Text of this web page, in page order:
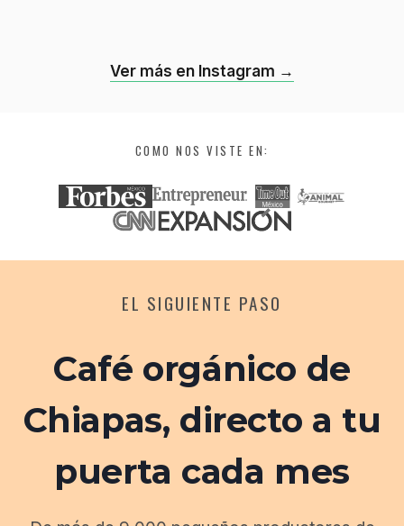
Ver más en Instagram →
COMO NOS VISTE EN:
EL SIGUIENTE PASO
Café orgánico de
Chiapas, directo a tu
puerta cada mes